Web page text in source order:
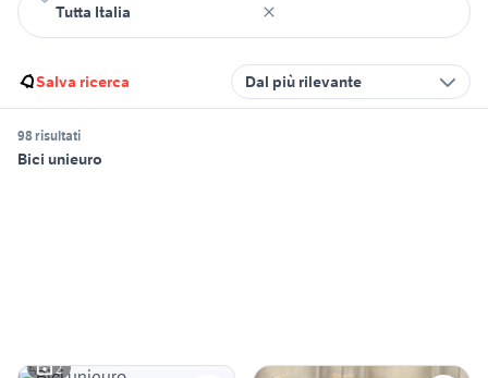
Salva ricerca Dal più rilevante
98 risultati
Bici unieuro
2